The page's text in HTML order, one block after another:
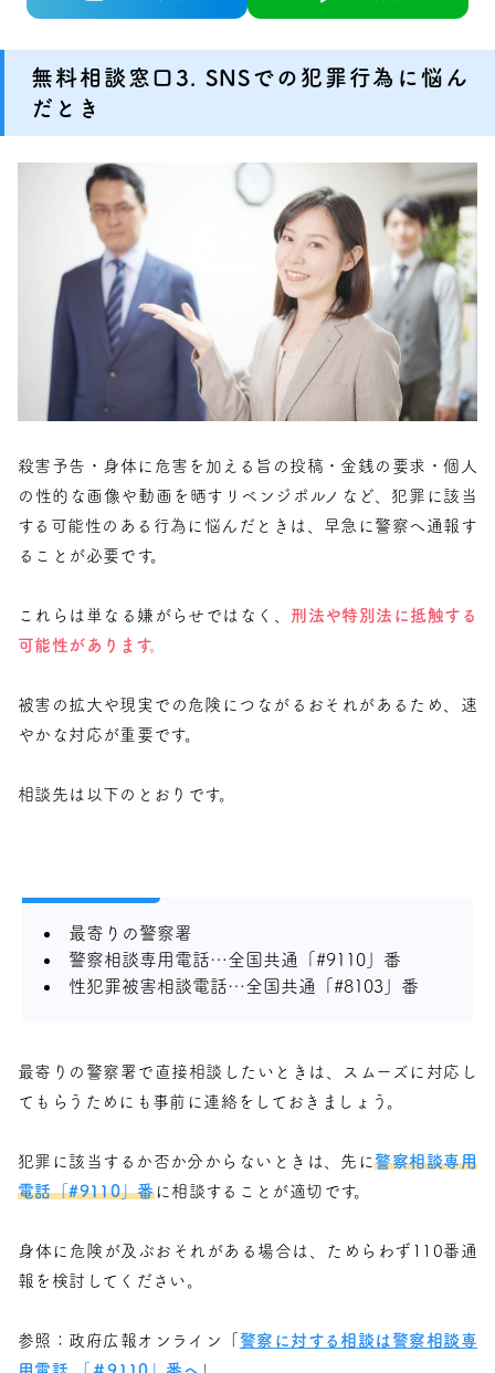
無料相談窓口3. SNSでの犯罪行為に悩ん
だとき
殺害予告・身体に危害を加える旨の投稿・金銭の要求・個人
の性的な画像や動画を晒すリベンジポルノなど、犯罪に該当
する可能性のある行為に悩んだときは、早急に警察へ通報す
ることが必要です。
これらは単なる嫌がらせではなく、 刑法や特別法に抵触する
可能性があります。
被害の拡大や現実での危険につながるおそれがあるため、速
やかな対応が重要です。
相談先は以下のとおりです。
最寄りの警察署
警察相談専用電話…全国共通「#9110」番
性犯罪被害相談電話…全国共通「#8103」番
最寄りの警察署で直接相談したいときは、スムーズに対応し
てもらうためにも事前に連絡をしておきましょう。
犯罪に該当するか否か分からないときは、先に警察相談専用
電話「#9110」番に相談することが適切です。
身体に危険が及ぶおそれがある場合は、ためらわず110番通
報を検討してください。
参照：政府広報オンライン「 警察に対する相談は警察相談専